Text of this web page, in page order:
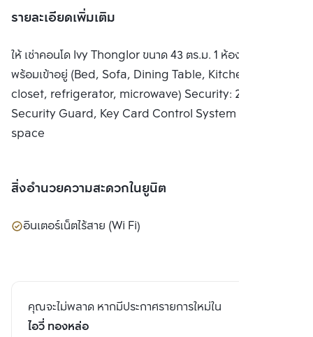
รายละเอียดเพิ่มเติม
ให้ เช่าคอนโด Ivy Thonglor ขนาด 43 ตร.ม. 1 ห้องนอน ตกแต่ง
พร้อมเข้าอยู่ (Bed, Sofa, Dining Table, Kitchen, TV,
closet, refrigerator, microwave) Security: 24 Hours
Security Guard, Key Card Control System Car Park: 1
space
สิ่งอำนวยความสะดวกในยูนิต
อินเตอร์เน็ตไร้สาย (Wi Fi)
คุณจะไม่พลาด หากมีประกาศรายการใหม่ใน
ไอวี่ ทองหล่อ